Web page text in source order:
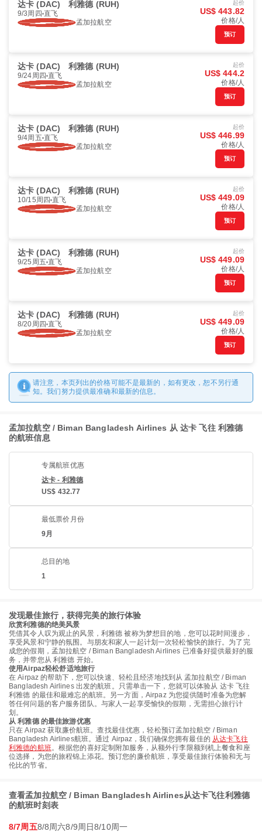
达卡 (DAC) 利雅德 (RUH)
9/3周四 直飞
孟加拉航空
起价
US$ 443.82
价格/人
预订
达卡 (DAC) 利雅德 (RUH)
9/24周四 直飞
孟加拉航空
起价
US$ 444.2
价格/人
预订
达卡 (DAC) 利雅德 (RUH)
9/4周五 直飞
孟加拉航空
起价
US$ 446.99
价格/人
预订
达卡 (DAC) 利雅德 (RUH)
10/15周四 直飞
孟加拉航空
起价
US$ 449.09
价格/人
预订
达卡 (DAC) 利雅德 (RUH)
9/25周五 直飞
孟加拉航空
起价
US$ 449.09
价格/人
预订
达卡 (DAC) 利雅德 (RUH)
8/20周四 直飞
孟加拉航空
起价
US$ 449.09
价格/人
预订
请注意，本页列出的价格可能不是最新的，如有更改，恕不另行通
知。我们努力提供最准确和最新的信息。
孟加拉航空 / Biman Bangladesh Airlines 从 达卡 飞往 利雅德
的航班信息
专属航班优惠
达卡 - 利雅德
US$ 432.77
最低票价月份
9月
总目的地
1
发现最佳旅行，获得完美的旅行体验
欣赏利雅德的绝美风景
凭借其令人叹为观止的风景，利雅德 被称为梦想目的地，您可以花时间漫步，
享受风景和宁静的氛围。与朋友和家人一起计划一次轻松愉快的旅行。为了完
成您的假期，孟加拉航空 / Biman Bangladesh Airlines 已准备好提供最好的服
务，并带您从 利雅德 开始。
使用Airpaz轻松舒适地旅行
在 Airpaz 的帮助下，您可以快速、轻松且经济地找到从 孟加拉航空 / Biman
Bangladesh Airlines 出发的航班。只需单击一下，您就可以体验从 达卡 飞往
利雅德 的最佳和最难忘的航班。另一方面，Airpaz 为您提供随时准备为您解
答任何问题的客户服务团队。与家人一起享受愉快的假期，无需担心旅行计
划。
从 利雅德 的最佳旅游优惠
只在 Airpaz 获取廉价航班。查找最佳优惠，轻松预订孟加拉航空 / Biman
Bangladesh Airlines航班。通过 Airpaz，我们确保您拥有最佳的 从达卡飞往
利雅德的航班。根据您的喜好定制附加服务，从额外行李限额到机上餐食和座
位选择，为您的旅程锦上添花。预订您的廉价航班，享受最佳旅行体验和无与
伦比的节省。
查看孟加拉航空 / Biman Bangladesh Airlines从达卡飞往利雅德
的航班时刻表
8/7周五8/8周六8/9周日8/10周一